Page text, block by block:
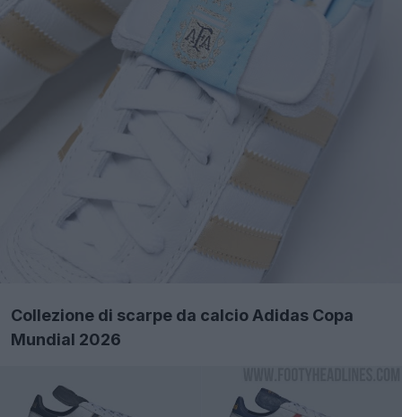
Collezione di scarpe da calcio Adidas Copa
Mundial 2026